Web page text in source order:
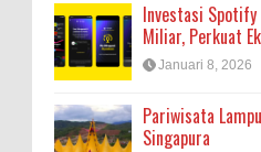
Investasi Spotify
Miliar, Perkuat
Januari 8, 2026
Pariwisata
Singapura